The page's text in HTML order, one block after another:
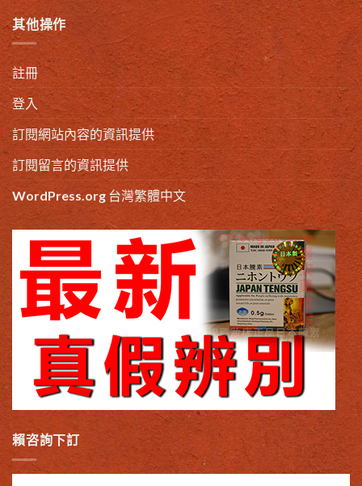
其他操作
註冊
登入
訂閱網站內容的資訊提供
訂閱留言的資訊提供
WordPress.org 台灣繁體中文
賴咨詢下訂